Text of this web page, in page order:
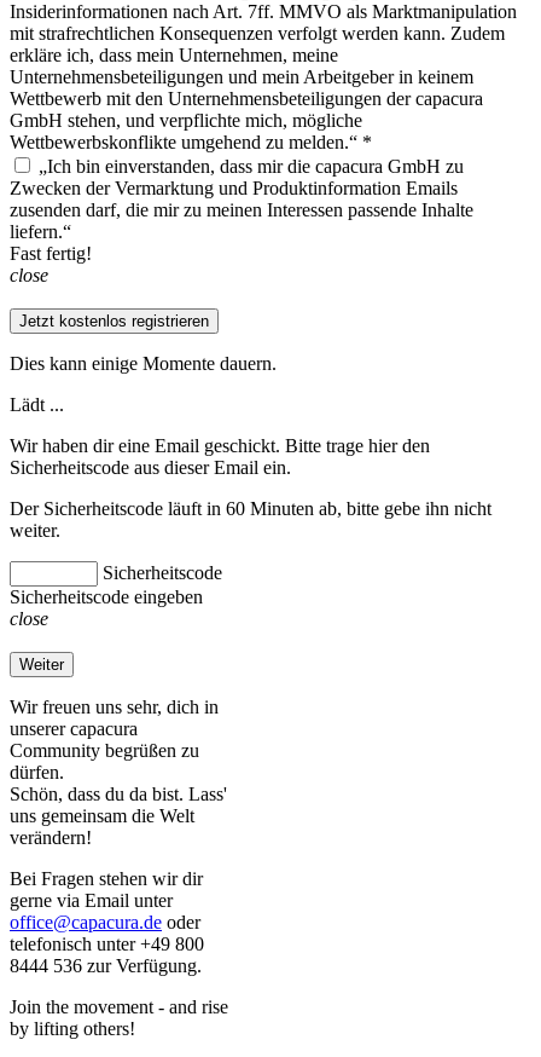
Insiderinformationen nach Art. 7ff. MMVO als Marktmanipulation
mit strafrechtlichen Konsequenzen verfolgt werden kann. Zudem
erkläre ich, dass mein Unternehmen, meine
Unternehmensbeteiligungen und mein Arbeitgeber in keinem
Wettbewerb mit den Unternehmensbeteiligungen der capacura
GmbH stehen, und verpflichte mich, mögliche
Wettbewerbskonflikte umgehend zu melden.“ *
„Ich bin einverstanden, dass mir die capacura GmbH zu
Zwecken der Vermarktung und Produktinformation Emails
zusenden darf, die mir zu meinen Interessen passende Inhalte
liefern.“
Fast fertig!
close
Jetzt kostenlos registrieren
Dies kann einige Momente dauern.
Lädt ...
Wir haben dir eine Email geschickt. Bitte trage hier den
Sicherheitscode aus dieser Email ein.
Der Sicherheitscode läuft in 60 Minuten ab, bitte gebe ihn nicht
weiter.
Sicherheitscode
Sicherheitscode eingeben
close
Weiter
Wir freuen uns sehr, dich in
unserer capacura
Community begrüßen zu
dürfen.
Schön, dass du da bist. Lass'
uns gemeinsam die Welt
verändern!
Bei Fragen stehen wir dir
gerne via Email unter
office@capacura.de oder
telefonisch unter +49 800
8444 536 zur Verfügung.
Join the movement - and rise
by lifting others!